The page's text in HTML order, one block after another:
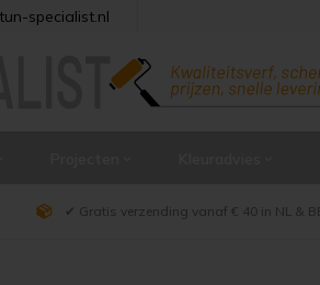
specialist.nl
✔ Gratis verzending vanaf € 40 in NL & BE